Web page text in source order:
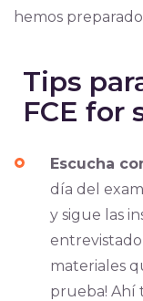
hemos
Tips
FCE for
Escucha
día del
y sigue las
materiales
prueba! Ahí